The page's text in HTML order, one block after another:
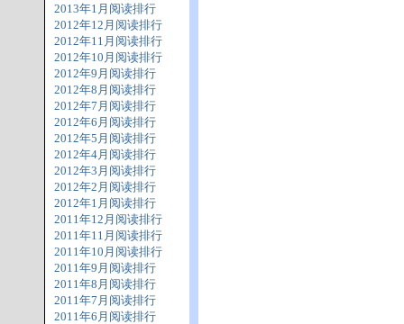
2013年1月阅读排行
2012年12月阅读排行
2012年11月阅读排行
2012年10月阅读排行
2012年9月阅读排行
2012年8月阅读排行
2012年7月阅读排行
2012年6月阅读排行
2012年5月阅读排行
2012年4月阅读排行
2012年3月阅读排行
2012年2月阅读排行
2012年1月阅读排行
2011年12月阅读排行
2011年11月阅读排行
2011年10月阅读排行
2011年9月阅读排行
2011年8月阅读排行
2011年7月阅读排行
2011年6月阅读排行